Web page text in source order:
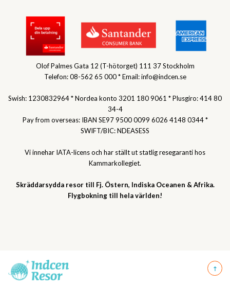
Olof Palmes Gata 12 (T-hötorget) 111 37 Stockholm
Telefon: 08-562 65 000 * Email: info@indcen.se
Swish: 1230832964 * Nordea konto 3201 180 9061 * Plusgiro: 414 80
34-4
Pay from overseas: IBAN SE97 9500 0099 6026 4148 0344 *
SWIFT/BIC: NDEASESS
Vi innehar IATA-licens och har ställt ut statlig resegaranti hos
Kammarkollegiet.
Skräddarsydda resor till Fj. Östern, Indiska Oceanen & Afrika.
Flygbokning till hela världen!